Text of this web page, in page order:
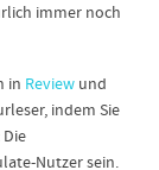
immer noch
in Review und
indem Sie
Nutzer sein.